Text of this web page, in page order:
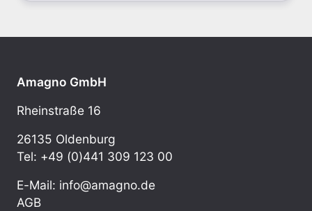
Amagno GmbH
Rheinstraße 16
26135 Oldenburg
Tel: +49 (0)441 309 123 00
E-Mail: info@amagno.de
AGB